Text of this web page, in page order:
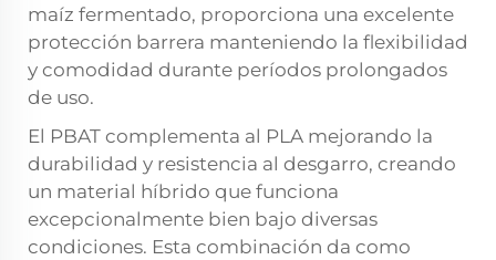
maíz fermentado, proporciona una excelente
protección barrera manteniendo la flexibilidad
y comodidad durante períodos prolongados
de uso.
El PBAT complementa al PLA mejorando la
durabilidad y resistencia al desgarro, creando
un material híbrido que funciona
excepcionalmente bien bajo diversas
condiciones. Esta combinación da como